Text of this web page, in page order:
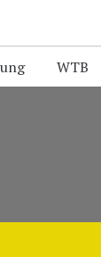
WTB